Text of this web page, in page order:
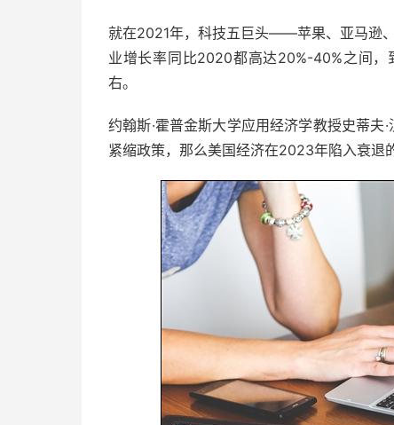
就在2021年，科技五巨头——苹果、亚马逊
业增长率同比2020都高达20%-40%之间
右。
约翰斯·霍普金斯大学应用经济学教授史蒂
紧缩政策，那么美国经济在2023年陷入衰退